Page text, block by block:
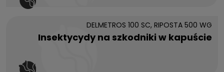
DELMETROS 100 SC, RIPOSTA 500 WG
Insektycydy na szkodniki w kapuście